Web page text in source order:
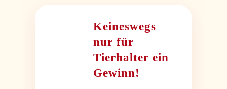
Keineswegs
nur für
Tierhalter ein
Gewinn!